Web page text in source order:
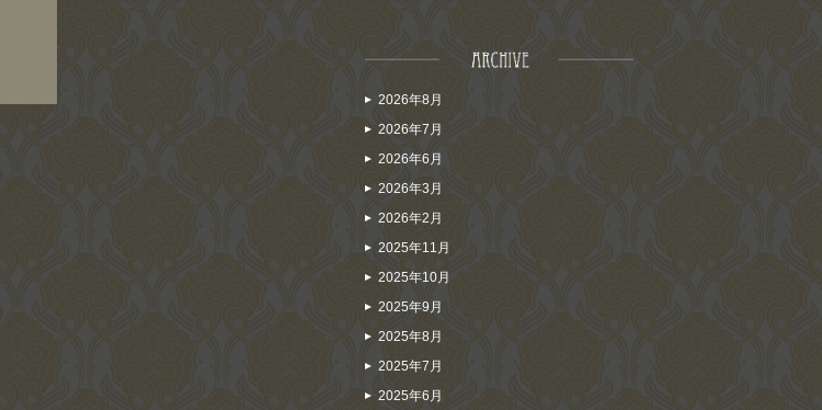
2026年8月
2026年7月
2026年6月
2026年3月
2026年2月
2025年11月
2025年10月
2025年9月
2025年8月
2025年7月
2025年6月